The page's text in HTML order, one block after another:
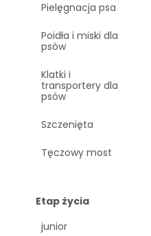
Pielęgnacja psa
Poidła i miski dla
psów
Klatki i
transportery dla
psów
Szczenięta
Tęczowy most
Etap życia
junior